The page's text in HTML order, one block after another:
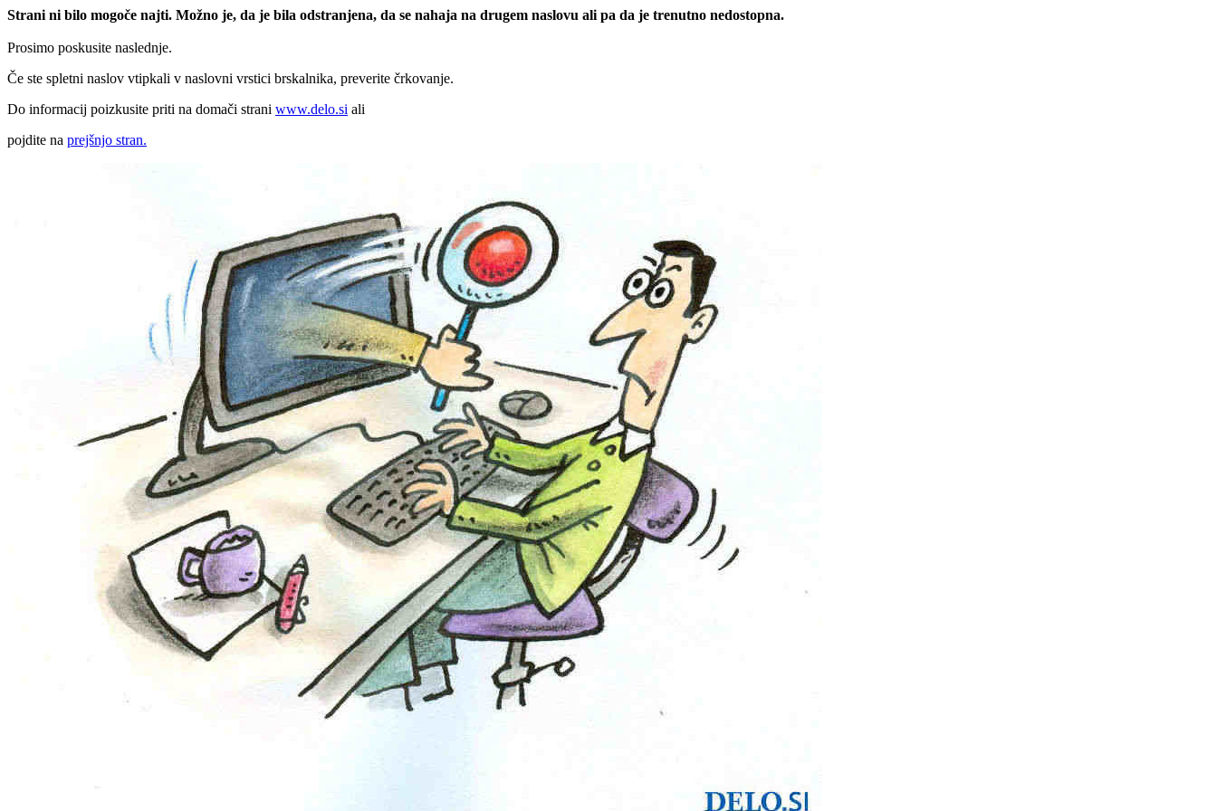
Strani ni bilo mogoče najti. Možno je, da je bila odstranjena, da se nahaja na drugem naslovu ali pa da je trenutno nedostopna.
Prosimo poskusite naslednje.
Če ste spletni naslov vtipkali v naslovni vrstici brskalnika, preverite črkovanje.
Do informacij poizkusite priti na domači strani www.delo.si ali
pojdite na prejšnjo stran.